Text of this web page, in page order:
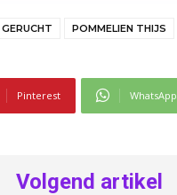
GERUCHT POMMELIEN THIJS
Pinterest WhatsApp
Volgend artikel